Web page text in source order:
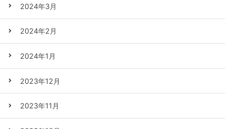
2024年3月
2024年2月
2024年1月
2023年12月
2023年11月